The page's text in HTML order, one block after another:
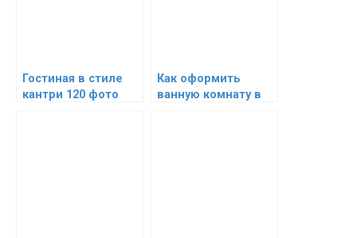
Гостиная в стиле
кантри 120 фото
Как оформить
ванную комнату в